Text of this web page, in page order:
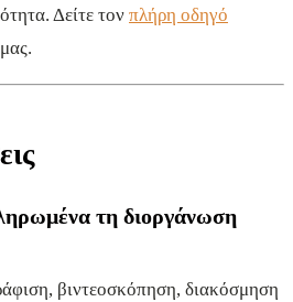
Δείτε τον πλήρη οδηγό
μας.
τη διοργάνωση
βιντεοσκόπηση, διακόσμηση